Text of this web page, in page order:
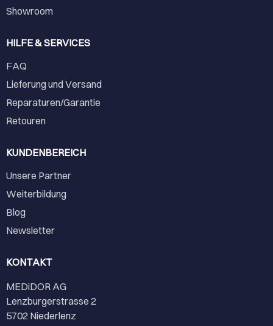
Showroom
HILFE & SERVICES
FAQ
Lieferung und Versand
Reparaturen/Garantie
Retouren
KUNDENBEREICH
Unsere Partner
Weiterbildung
Blog
Newsletter
KONTAKT
MEDiDOR AG
Lenzburgerstrasse 2
5702 Niederlenz